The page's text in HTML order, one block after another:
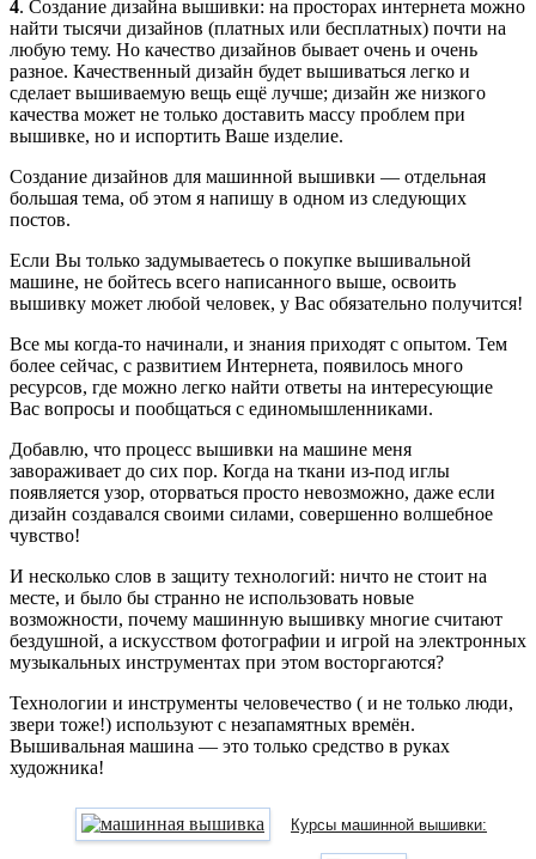
4. Создание дизайна вышивки: на просторах интернета можно
найти тысячи дизайнов (платных или бесплатных) почти на
любую тему. Но качество дизайнов бывает очень и очень
разное. Качественный дизайн будет вышиваться легко и
сделает вышиваемую вещь ещё лучше; дизайн же низкого
качества может не только доставить массу проблем при
вышивке, но и испортить Ваше изделие.
Создание дизайнов для машинной вышивки — отдельная
большая тема, об этом я напишу в одном из следующих
постов.
Если Вы только задумываетесь о покупке вышивальной
машине, не бойтесь всего написанного выше, освоить
вышивку может любой человек, у Вас обязательно получится!
Все мы когда-то начинали, и знания приходят с опытом. Тем
более сейчас, с развитием Интернета, появилось много
ресурсов, где можно легко найти ответы на интересующие
Вас вопросы и пообщаться с единомышленниками.
Добавлю, что процесс вышивки на машине меня
завораживает до сих пор. Когда на ткани из-под иглы
появляется узор, оторваться просто невозможно, даже если
дизайн создавался своими силами, совершенно волшебное
чувство!
И несколько слов в защиту технологий: ничто не стоит на
месте, и было бы странно не использовать новые
возможности, почему машинную вышивку многие считают
бездушной, а искусством фотографии и игрой на электронных
музыкальных инструментах при этом восторгаются?
Технологии и инструменты человечество ( и не только люди,
звери тоже!) используют с незапамятных времён.
Вышивальная машина — это только средство в руках
художника!
Курсы машинной вышивки: